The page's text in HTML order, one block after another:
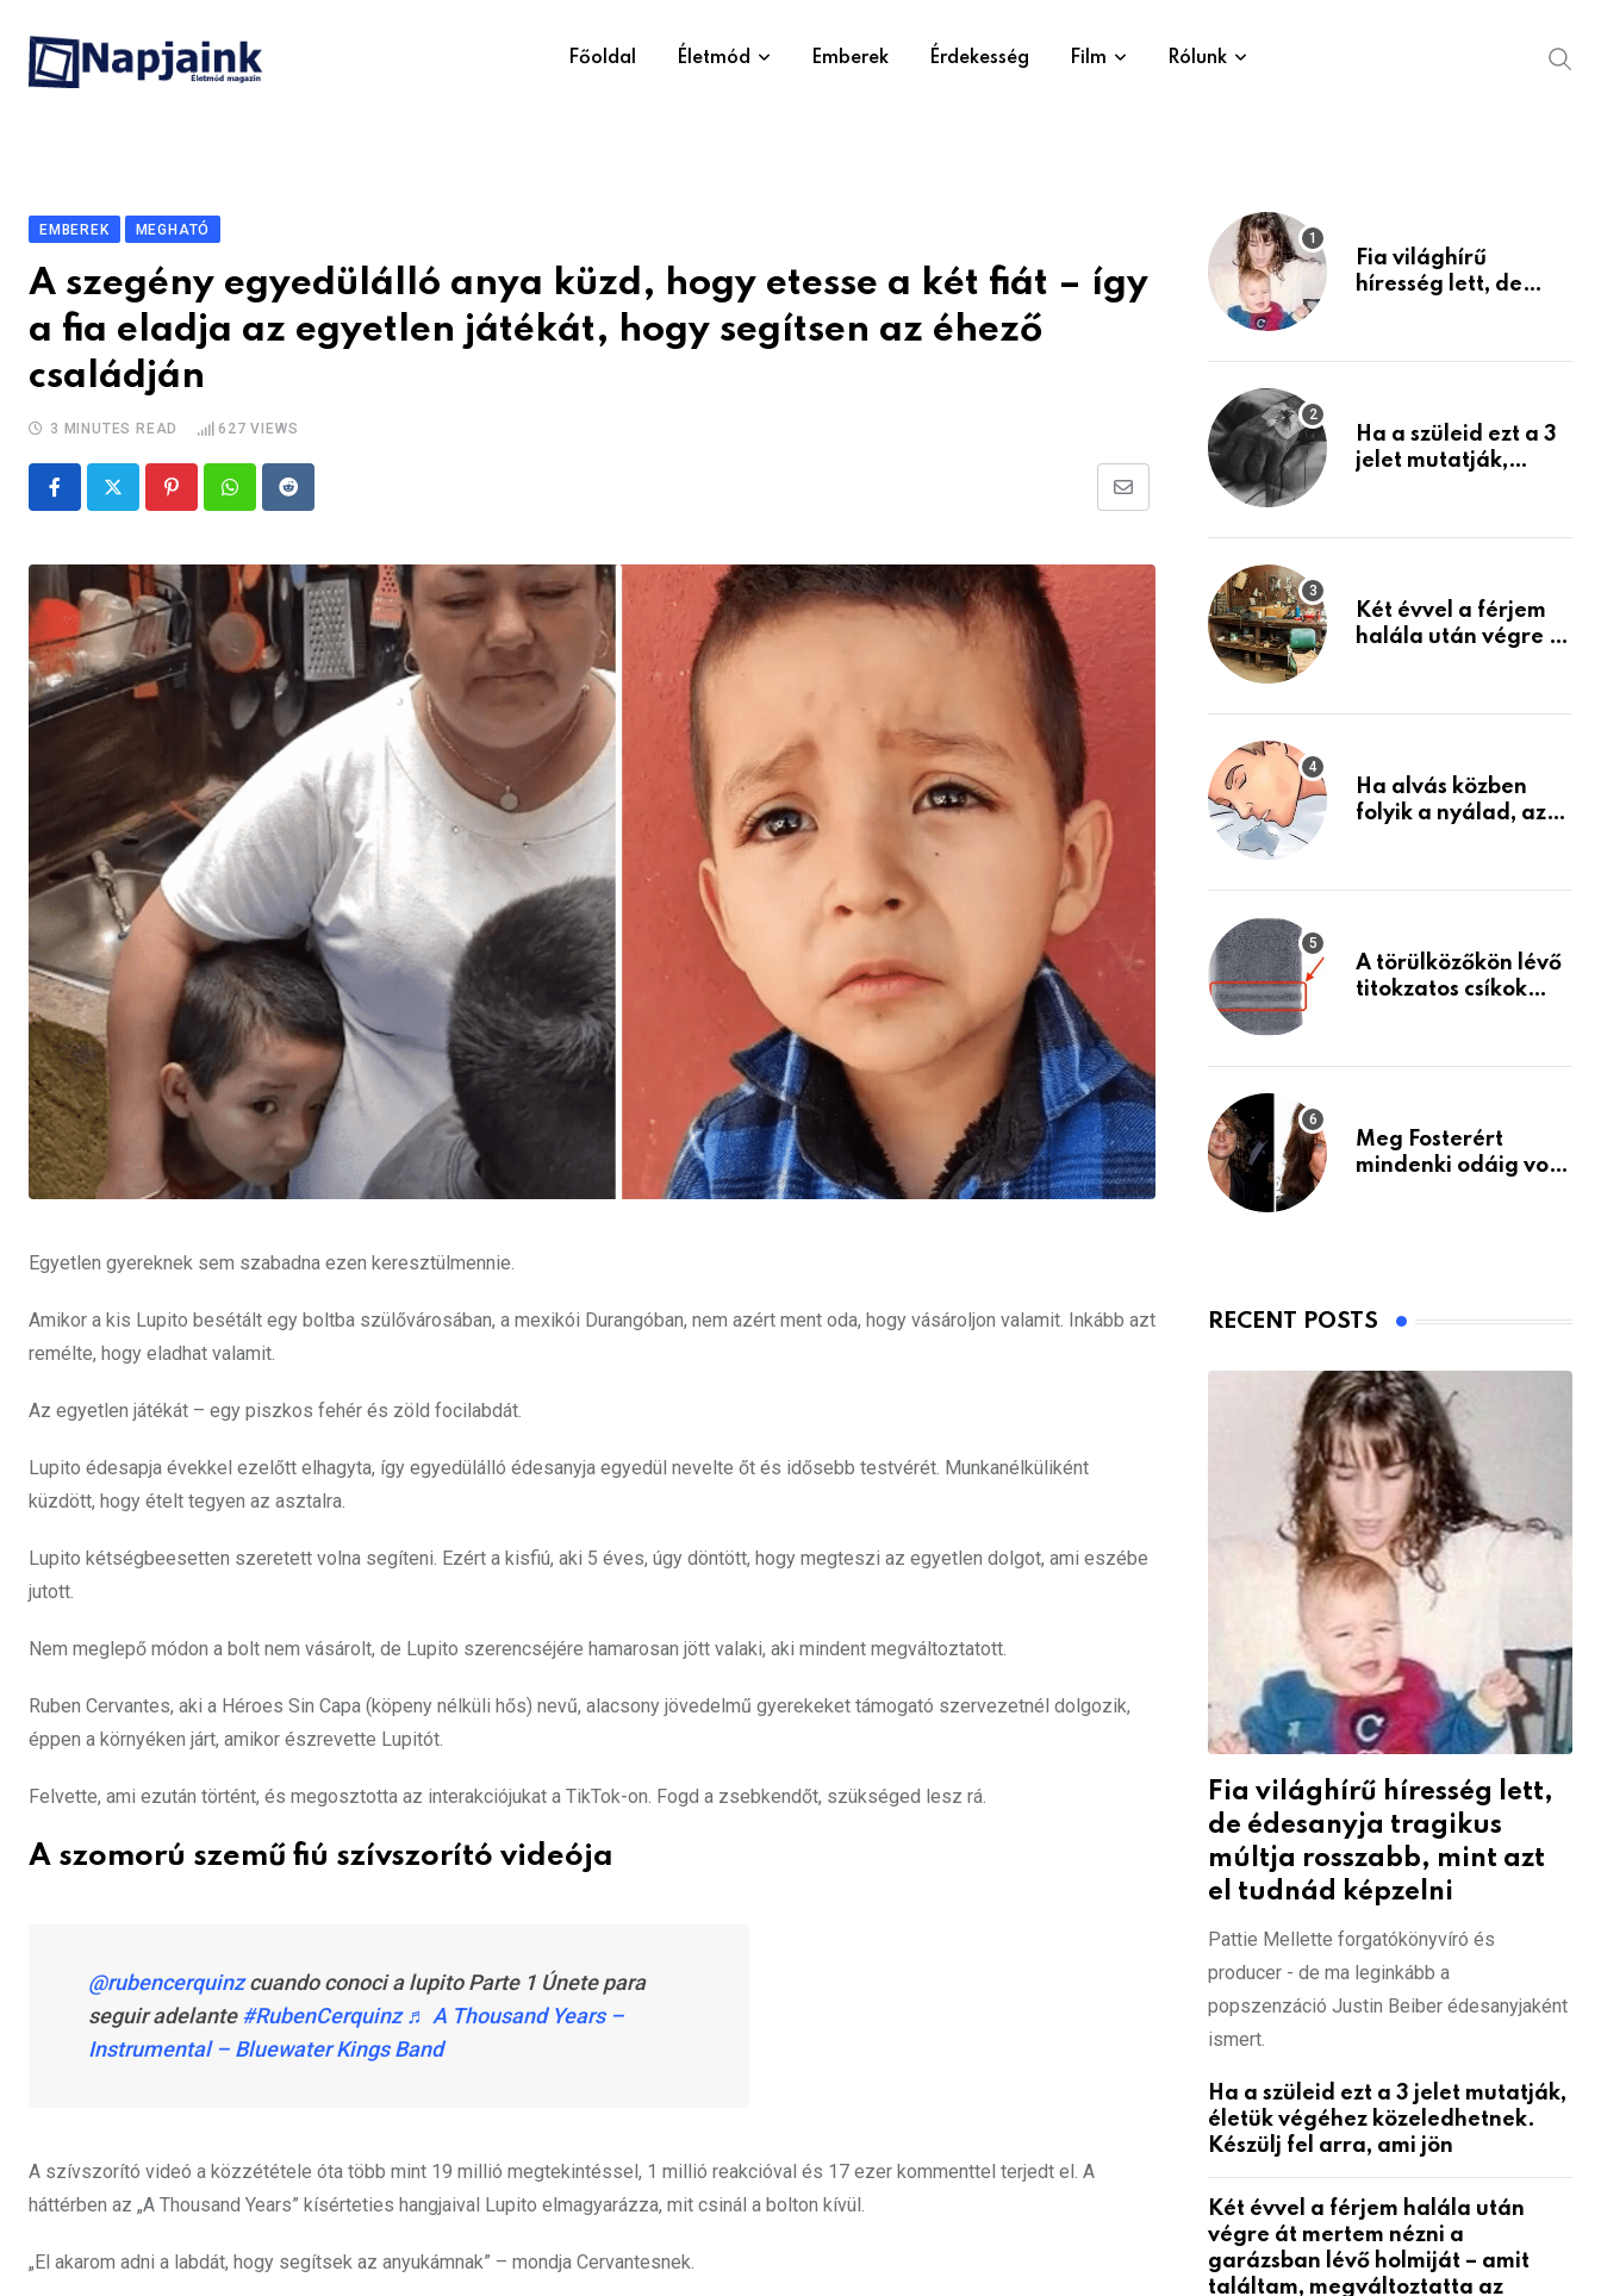
content
Főoldal Életmód Emberek Érdekesség Film Rólunk
EMBEREK MEGHATÓ
A szegény egyedülálló anya küzd, hogy etesse a két fiát – így
a fia eladja az egyetlen játékát, hogy segítsen az éhező
családján
3 MINUTES READ 627 VIEWS
PinterestWhatsappReddit
Share
Email
Egyetlen gyereknek sem szabadna ezen keresztülmennie.
Amikor a kis Lupito besétált egy boltba szülővárosában, a mexikói Durangóban, nem azért ment oda, hogy vásároljon valamit. Inkább azt
remélte, hogy eladhat valamit.
Az egyetlen játékát – egy piszkos fehér és zöld focilabdát.
Lupito édesapja évekkel ezelőtt elhagyta, így egyedülálló édesanyja egyedül nevelte őt és idősebb testvérét. Munkanélküliként
küzdött, hogy ételt tegyen az asztalra.
Lupito kétségbeesetten szeretett volna segíteni. Ezért a kisfiú, aki 5 éves, úgy döntött, hogy megteszi az egyetlen dolgot, ami eszébe
jutott.
Nem meglepő módon a bolt nem vásárolt, de Lupito szerencséjére hamarosan jött valaki, aki mindent megváltoztatott.
Ruben Cervantes, aki a Héroes Sin Capa (köpeny nélküli hős) nevű, alacsony jövedelmű gyerekeket támogató szervezetnél dolgozik,
éppen a környéken járt, amikor észrevette Lupitót.
Felvette, ami ezután történt, és megosztotta az interakciójukat a TikTok-on. Fogd a zsebkendőt, szükséged lesz rá.
A szomorú szemű fiú szívszorító videója
@rubencerquinzcuando conoci a lupito Parte 1 Únete para
seguir adelante #RubenCerquinz ♬ A Thousand Years –
Instrumental – Bluewater Kings Band
A szívszorító videó a közzététele óta több mint 19 millió megtekintéssel, 1 millió reakcióval és 17 ezer kommenttel terjedt el. A
háttérben az „A Thousand Years” kísérteties hangjaival Lupito elmagyarázza, mit csinál a bolton kívül.
„El akarom adni a labdát, hogy segítsek az anyukámnak” – mondja Cervantesnek.
Fia világhírű
híresség lett, de
mint azt el tudnád
Ha a szüleid ezt a 3
jelet mutatják,
Készülj fel arra, ami
Két évvel a férjem
halála után végre át
holmiját – amit
életemet
Ha alvás közben
folyik a nyálad, az
A törülközőkön lévő
titokzatos csíkok
Meg Fosterért
mindenki odáig volt
RECENT POSTS
Fia világhírű híresség lett,
de édesanyja tragikus
múltja rosszabb, mint azt
el tudnád képzelni
Pattie Mellette forgatókönyvíró és
producer - de ma leginkább a
popszenzáció Justin Beiber édesanyjaként
ismert.
Ha a szüleid ezt a 3 jelet mutatják,
életük végéhez közeledhetnek.
Készülj fel arra, ami jön
Két évvel a férjem halála után
végre át mertem nézni a
garázsban lévő holmiját – amit
találtam, megváltoztatta az